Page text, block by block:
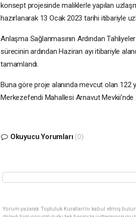
konsept projesinde maliklerle yapılan
hazırlanarak 13 Ocak 2023 tarihi itibariyle
Anlaşma Sağlanmasının Ardından
sürecinin ardından Haziran ayı itibariyle
tamamlandı.
Buna göre proje alanında mevcut olan 122
Merkezefendi Mahallesi Arnavut
Okuyucu Yorumları (0)
Yorum yazarak Topluluk Kuralları’nı kabul etmiş